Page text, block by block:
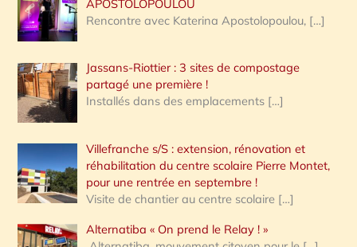
APOSTOLOPOULOU
Rencontre avec Katerina Apostolopoulou, […]
Jassans-Riottier : 3 sites de compostage
partagé une première !
Installés dans des emplacements […]
Villefranche s/S : extension, rénovation et
réhabilitation du centre scolaire Pierre Montet,
pour une rentrée en septembre !
Visite de chantier au centre scolaire […]
Alternatiba « On prend le Relay ! »